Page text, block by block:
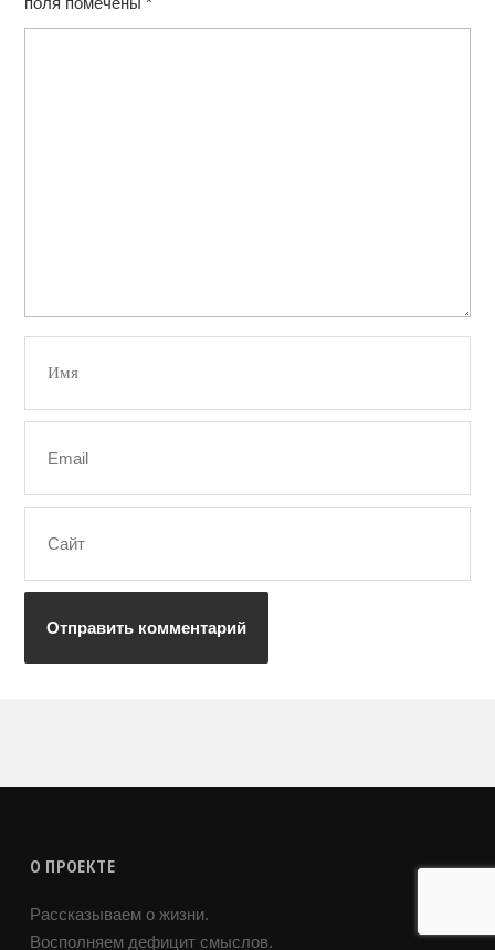
О ПРОЕКТЕ
Рассказываем о жизни.
Восполняем дефицит смыслов.